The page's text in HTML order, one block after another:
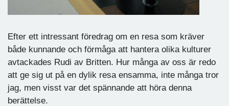
Efter ett intressant föredrag om en resa som kräver
både kunnande och förmåga att hantera olika kulturer
avtackades Rudi av Britten. Hur många av oss är redo
att ge sig ut på en dylik resa ensamma, inte många tror
jag, men visst var det spännande att höra denna
berättelse.